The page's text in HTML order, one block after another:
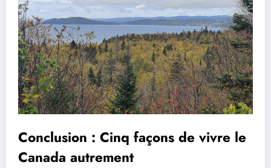
Conclusion : Cinq façons de vivre le
Canada autrement